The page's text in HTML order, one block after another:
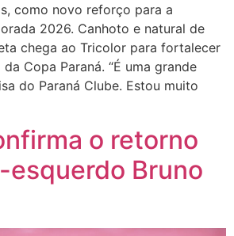
como novo reforço para a
2026. Canhoto e natural de
chega ao Tricolor para fortalecer
Copa Paraná. “É uma grande
do Paraná Clube. Estou muito
o retorno
esquerdo Bruno